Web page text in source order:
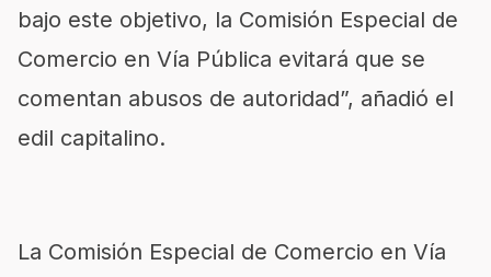
bajo este objetivo, la Comisión Especial de
Comercio en Vía Pública evitará que se
comentan abusos de autoridad”, añadió el
edil capitalino.
La Comisión Especial de Comercio en Vía